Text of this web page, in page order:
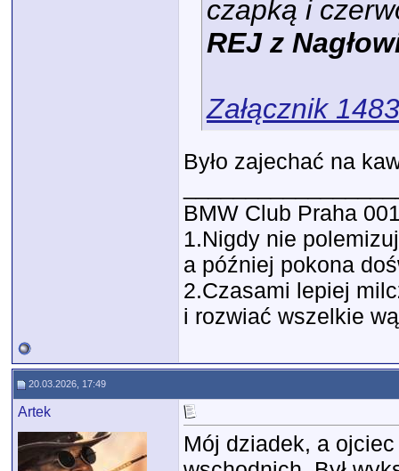
czapką i
REJ z
Załącznik
Było zajechać na
BMW Club Praha
1.Nigdy nie
a później pokona
2.Czasami lepiej
i rozwiać wszelkie
20.03.2026, 17:49
Artek
Mój dziadek, a